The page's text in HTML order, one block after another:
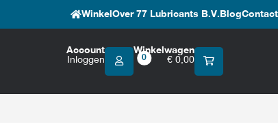
Winkel Over 77 Lubricants B.V. BlogContact
Account
Inloggen
Winkelwagen
€ 0,00
0